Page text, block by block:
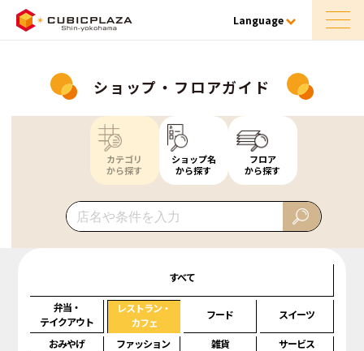
Language
ショップ・フロアガイド
カテゴリ
から探す
ショップ名
から探す
フロア
から探す
すべて
弁当・
テイクアウト
レストラン・
カフェ
フード スイーツ
おみやげ ファッション 雑貨
サービス